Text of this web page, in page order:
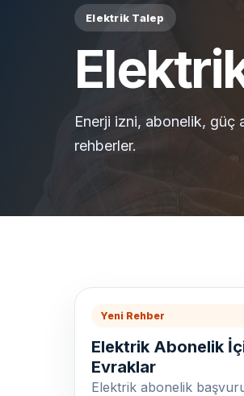
Elektrik Talep
Enerji izni, abonelik, güç
rehberler.
Yeni Rehber
Elektrik Abonelik
Evraklar
Elektrik abonelik